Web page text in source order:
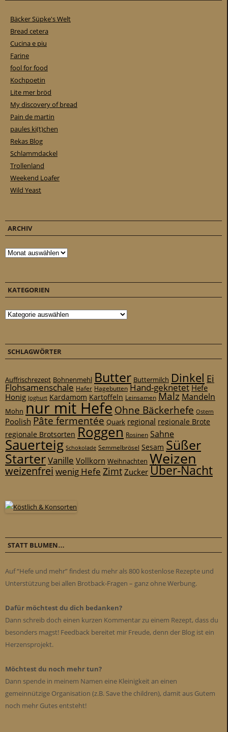
Bäcker Süpke's Welt
Bread cetera
Cucina e piu
Farine
fool for food
Kochpoetin
Lite mer bröd
My discovery of bread
Pain de martin
paules ki(t)chen
Rekas Blog
Schlammdackel
Trollenland
Weekend Loafer
Wild Yeast
ARCHIV
Archiv
KATEGORIEN
Kategorien
SCHLAGWÖRTER
Auffrischrezept Bohnenmehl Butter Buttermilch Dinkel Ei
Flohsamenschale Hafer Hagebutten Hand-geknetet Hefe
Honig Joghurt Kardamom Kartoffeln Leinsamen Malz Mandeln
Mohn nur mit Hefe Ohne Bäckerhefe Ostern
Poolish Pâte fermentée Quark regional regionale Brote
regionale Brotsorten Roggen Rosinen Sahne
Sauerteig Schokolade Semmelbrösel Sesam Süßer
StarterVanille Vollkorn Weihnachten Weizen
weizenfrei wenig Hefe ZimtZuckerÜber-Nacht
STATT BLUMEN…
Auf “Hefe und mehr” findest du mehr als 800 kostenlose Rezepte und
Unterstützung bei allen Brotback-Fragen – ganz ohne Werbung.
Dafür möchtest du dich bedanken?
Dann schreib doch einen kurzen Kommentar zu einem Rezept, dass du
besonders magst! Feedback bereitet mir Freude, denn der Blog ist ein
Herzensprojekt.
Möchtest du noch mehr tun?
Dann spende in meinem Namen eine Kleinigkeit an einen
gemeinnützige Organisation (z.B. Save the children), damit aus Gutem
noch mehr Gutes entsteht!